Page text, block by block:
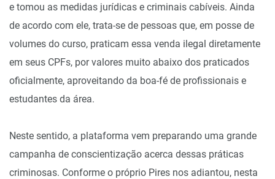
e tomou as medidas jurídicas e criminais cabíveis. Ainda
de acordo com ele, trata-se de pessoas que, em posse de
volumes do curso, praticam essa venda ilegal diretamente
em seus CPFs, por valores muito abaixo dos praticados
oficialmente, aproveitando da boa-fé de profissionais e
estudantes da área.
Neste sentido, a plataforma vem preparando uma grande
campanha de conscientização acerca dessas práticas
criminosas. Conforme o próprio Pires nos adiantou, nesta